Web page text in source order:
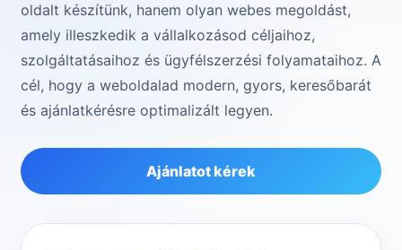
oldalt készítünk, hanem olyan webes megoldást,
amely illeszkedik a vállalkozásod céljaihoz,
szolgáltatásaihoz és ügyfélszerzési folyamataihoz. A
cél, hogy a weboldalad modern, gyors, keresőbarát
és ajánlatkérésre optimalizált legyen.
Ajánlatot kérek